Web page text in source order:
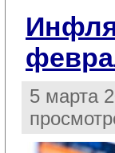
5 марта